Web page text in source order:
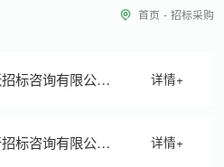
首页 - 招标采购
标咨询有限公司
大学广告服务供
详情+
标咨询有限公司 详情+